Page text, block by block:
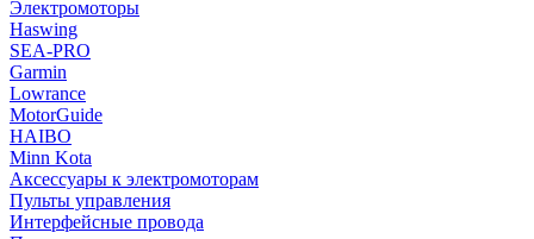
Электромоторы
Haswing
SEA-PRO
Garmin
Lowrance
MotorGuide
HAIBO
Minn Kota
Аксессуары к электромоторам
Пульты управления
Интерфейсные провода